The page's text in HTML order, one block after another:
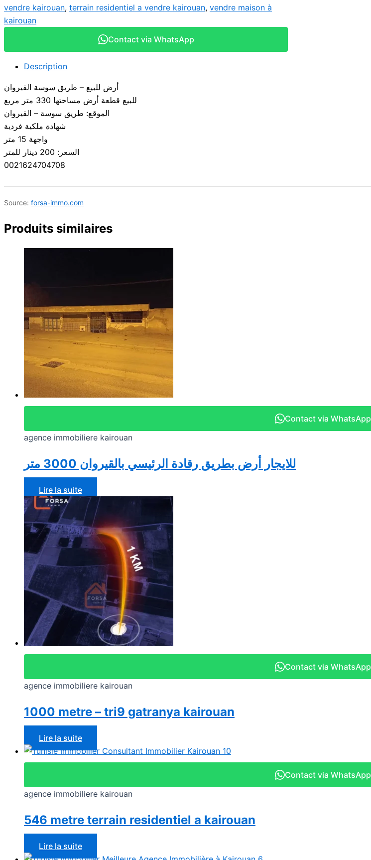
vendre kairouan, terrain residentiel a vendre kairouan, vendre maison à
kairouan
Contact via WhatsApp
Description
أرض للبيع – طريق سوسة القيروان
للبيع قطعة أرض مساحتها 330 متر مربع
الموقع: طريق سوسة – القيروان
شهادة ملكية فردية
واجهة 15 متر
السعر: 200 دينار للمتر
0021624704708
Source: forsa-immo.com
Produits similaires
Contact via WhatsApp
agence immobiliere kairouan
للايجار أرض بطريق رقادة الرئيسي بالقيروان 3000 متر
Lire la suite
Contact via WhatsApp
agence immobiliere kairouan
1000 metre – tri9 gatranya kairouan
Lire la suite
Contact via WhatsApp
agence immobiliere kairouan
546 metre terrain residentiel a kairouan
Lire la suite